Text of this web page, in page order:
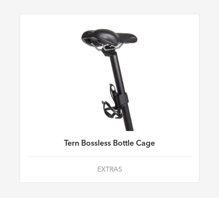
Tern Bossless Bottle Cage
EXTRAS